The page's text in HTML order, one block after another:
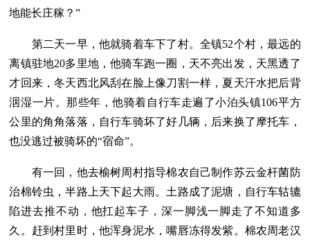
地能长庄稼？”
第二天一早，他就骑着车下了村。全镇52个村，最远的
离镇驻地20多里地，他骑车跑一圈，天不亮出发，天黑透了
才回来，冬天西北风刮在脸上像刀割一样，夏天汗水把后背
洇湿一片。那些年，他骑着自行车走遍了小泊头镇106平方
公里的角角落落，自行车骑坏了好几辆，后来换了摩托车，
也没逃过被骑坏的“宿命”。
有一回，他去榆树周村指导棉农自己制作苏云金杆菌防
治棉铃虫，半路上天下起大雨。土路成了泥塘，自行车轱辘
陷进去推不动，他扛起车子，深一脚浅一脚走了不知道多
久。赶到村里时，他浑身泥水，嘴唇冻得发紫。棉农周老汉